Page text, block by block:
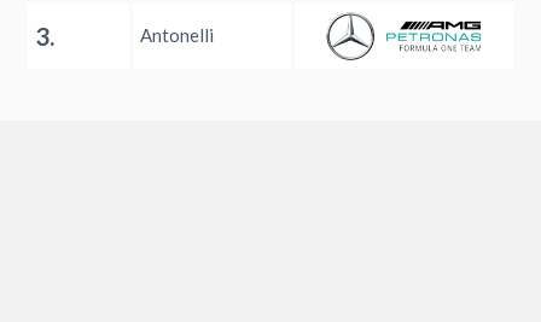
3. Antonelli